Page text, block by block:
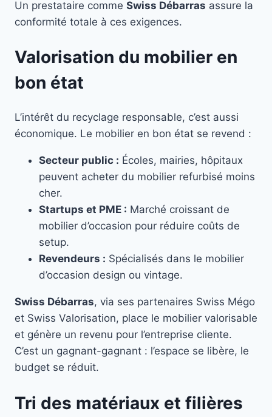
Un prestataire comme Swiss Débarras assure la
conformité totale à ces exigences.
Valorisation du mobilier en
bon état
L’intérêt du recyclage responsable, c’est aussi
économique. Le mobilier en bon état se revend :
Secteur public : Écoles, mairies, hôpitaux
peuvent acheter du mobilier refurbisé moins
cher.
Startups et PME : Marché croissant de
mobilier d’occasion pour réduire coûts de
setup.
Revendeurs : Spécialisés dans le mobilier
d’occasion design ou vintage.
Swiss Débarras, via ses partenaires Swiss Mégo
et Swiss Valorisation, place le mobilier valorisable
et génère un revenu pour l’entreprise cliente.
C’est un gagnant-gagnant : l’espace se libère, le
budget se réduit.
Tri des matériaux et filières